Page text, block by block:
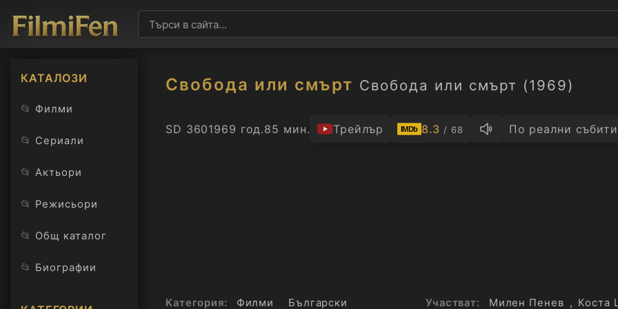
КАТАЛОЗИ
📂 Филми
📂 Сериали
📂 Актьори
📂 Режисьори
📂 Общ каталог
📂 Биографии
Свобода или смърт Свобода или смърт (1969)
SD 3601969 год.85 мин. Трейлър IMDb 8.3 / 68 По реални
Категория: Филми
Български
Участват: Милен Пенев , Коста